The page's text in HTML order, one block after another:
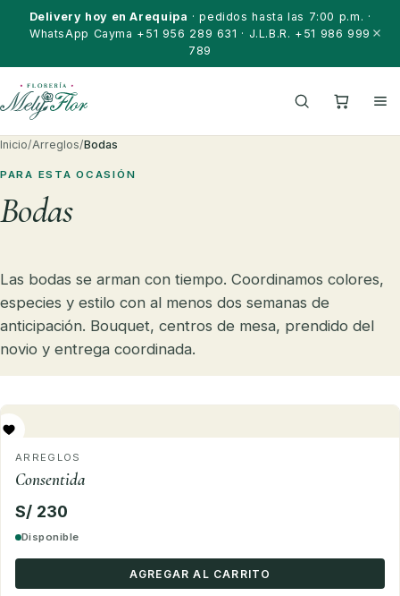
Saltar al contenido
Delivery hoy en Arequipa · pedidos hasta las 7:00 p.m. ·
WhatsApp Cayma +51 956 289 631 · J.L.B.R. +51 986 999
789
Inicio/Arreglos/Bodas
PARA ESTA OCASIÓN
Bodas
Las bodas se arman con tiempo. Coordinamos colores,
especies y estilo con al menos dos semanas de
anticipación. Bouquet, centros de mesa, prendido del
novio y entrega coordinada.
ARREGLOS
Consentida
S/ 230
Disponible
AGREGAR AL CARRITO